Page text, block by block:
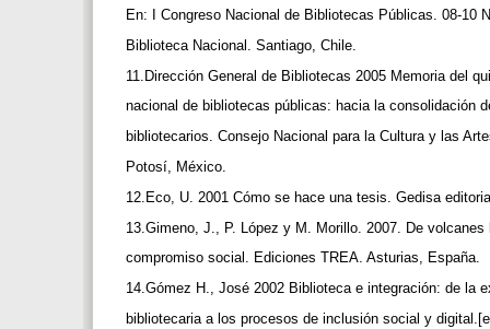
En: I Congreso Nacional de Bibliotecas Públicas. 08-10
Biblioteca Nacional. Santiago, Chile.
11.Dirección General de Bibliotecas 2005 Memoria del
nacional de bibliotecas públicas: hacia la consolidación
bibliotecarios. Consejo Nacional para la Cultura y las
Potosí, México.
12.Eco, U. 2001 Cómo se hace una tesis. Gedisa
13.Gimeno, J., P. López y M. Morillo. 2007. De
compromiso social. Ediciones TREA. Asturias, España.
14.Gómez H., José 2002 Biblioteca e integración: de la
bibliotecaria a los procesos de inclusión social y